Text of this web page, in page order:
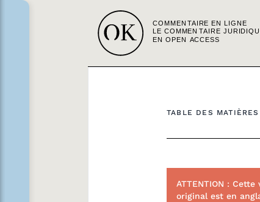
TABLE DES MATIÈRES
ATTENTION :
original est en